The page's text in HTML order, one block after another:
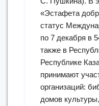
«Эстафета
статус
по 7 декабря в
также в
Республике
принимают
организаций:
домов